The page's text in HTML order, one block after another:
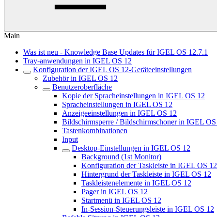
Main
Was ist neu - Knowledge Base Updates für IGEL OS 12.7.1
Tray-anwendungen in IGEL OS 12
Konfiguration der IGEL OS 12-Geräteeinstellungen
Zubehör in IGEL OS 12
Benutzeroberfläche
Kopie der Spracheinstellungen in IGEL OS 12
Spracheinstellungen in IGEL OS 12
Anzeigeeinstellungen in IGEL OS 12
Bildschirmsperre / Bildschirmschoner in IGEL
Tastenkombinationen
Input
Desktop-Einstellungen in IGEL OS 12
Background (1st Monitor)
Konfiguration der Taskleiste in IGEL OS 12
Hintergrund der Taskleiste in IGEL OS 12
Taskleistenelemente in IGEL OS 12
Pager in IGEL OS 12
Startmenü in IGEL OS 12
In-Session-Steuerungsleiste in IGEL OS 12